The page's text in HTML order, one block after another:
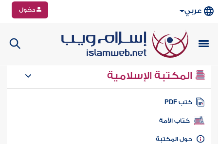
عربي دخول
المكتبة الإسلامية
كتب PDF
كتاب الأمة